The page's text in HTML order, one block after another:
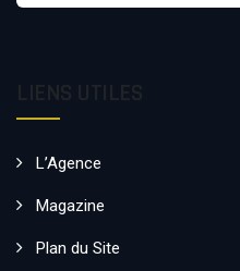
L’Agence
Magazine
Plan du Site